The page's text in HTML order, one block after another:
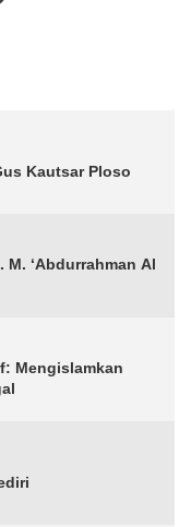
Kautsar Ploso
‘Abdurrahman Al
Mengislamkan